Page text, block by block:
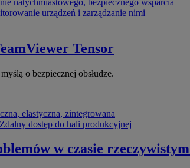
urządzeń i zarządzanie nimi
Tensor
o bezpiecznej obsłudze.
elastyczna, zintegrowana
Zdalny dostęp do hali produkcyjnej
w czasie rzeczywistym